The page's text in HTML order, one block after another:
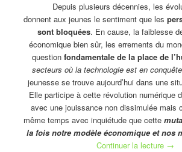
Depuis plusieurs décennies, les
donnent aux jeunes le sentiment que les
sont bloquées. En cause, la faiblesse
économique bien sûr, les errements du
question fondamentale de la place de
secteurs où la technologie est en conquête
jeunesse se trouve aujourd’hui dans une
Elle participe à cette révolution numérique
avec une jouissance non dissimulée mais
même temps avec inquiétude que cette
la fois notre modèle économique et nos
Continuer la lecture →